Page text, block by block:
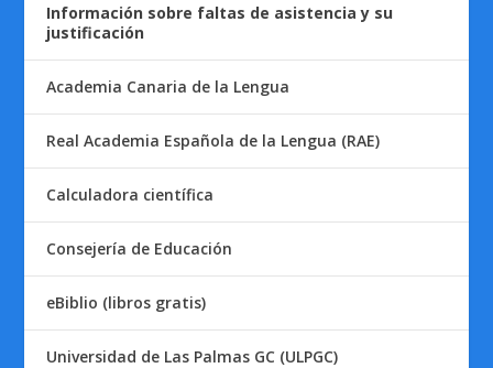
Información sobre faltas de asistencia y su
justificación
Academia Canaria de la Lengua
Real Academia Española de la Lengua (RAE)
Calculadora científica
Consejería de Educación
eBiblio (libros gratis)
Universidad de Las Palmas GC (ULPGC)